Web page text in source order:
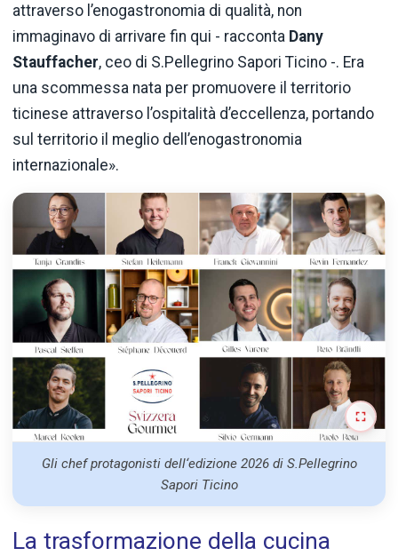
attraverso l’enogastronomia di qualità, non
immaginavo di arrivare fin qui - racconta Dany
Stauffacher, ceo di S.Pellegrino Sapori Ticino -. Era
una scommessa nata per promuovere il territorio
ticinese attraverso l’ospitalità d’eccellenza, portando
sul territorio il meglio dell’enogastronomia
internazionale».
Gli chef protagonisti dell‘edizione 2026 di S.Pellegrino
Sapori Ticino
La trasformazione della cucina